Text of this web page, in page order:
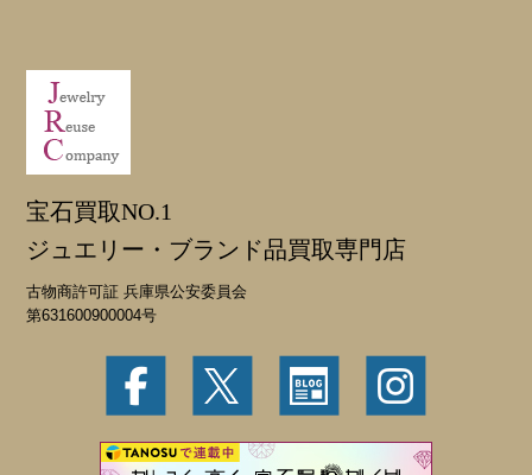
宝石買取NO.1
ジュエリー・ブランド品買取専門店
古物商許可証 兵庫県公安委員会
第631600900004号